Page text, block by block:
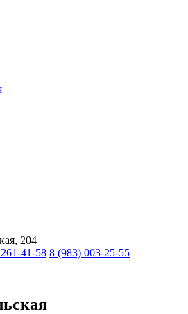
204
41-58 8 (983) 003-25-55